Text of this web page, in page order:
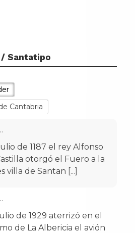
/ Santatipo
Cantabria
de 1187 el rey Alfonso
otorgó el Fuero a la
villa de Santan [...]
de 1929 aterrizó en el
de La Albericia el avión